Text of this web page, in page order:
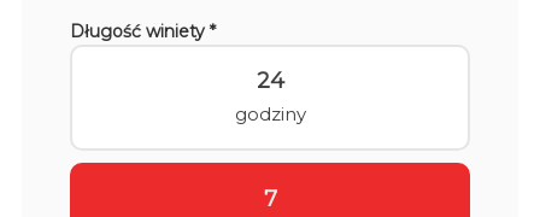
Długość winiety *
24
godziny
7